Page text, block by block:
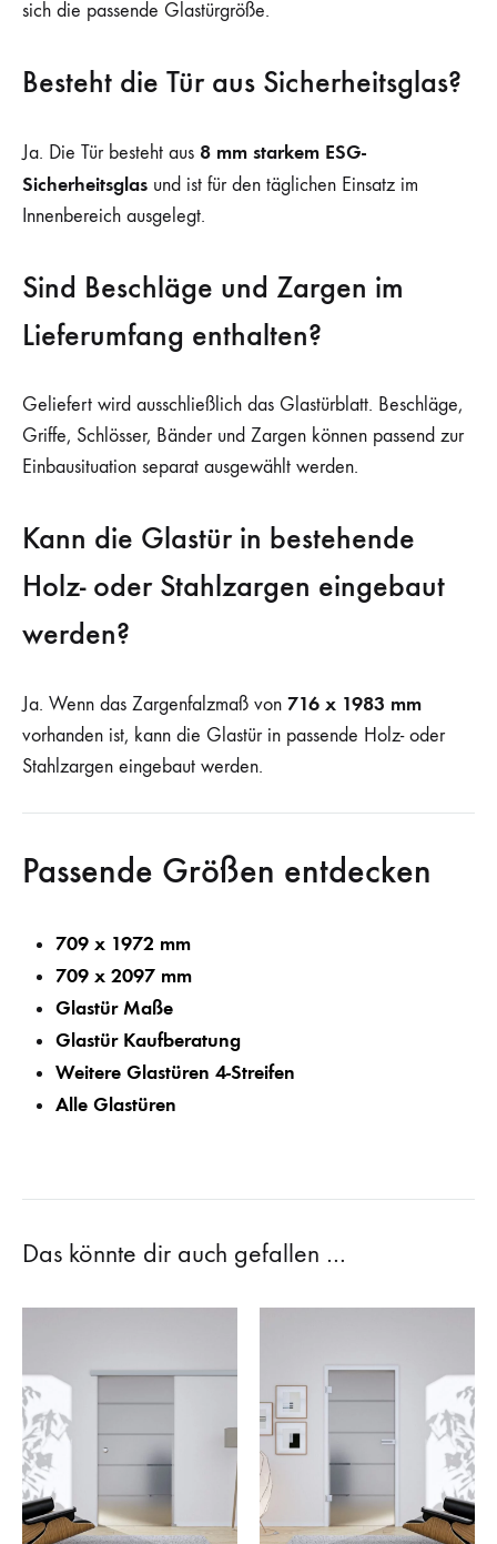
sich die passende Glastürgröße.
Besteht die Tür aus Sicherheitsglas?
Ja. Die Tür besteht aus 8 mm starkem ESG-
Sicherheitsglas und ist für den täglichen Einsatz im
Innenbereich ausgelegt.
Sind Beschläge und Zargen im
Lieferumfang enthalten?
Geliefert wird ausschließlich das Glastürblatt. Beschläge,
Griffe, Schlösser, Bänder und Zargen können passend zur
Einbausituation separat ausgewählt werden.
Kann die Glastür in bestehende
Holz- oder Stahlzargen eingebaut
werden?
Ja. Wenn das Zargenfalzmaß von 716 x 1983 mm
vorhanden ist, kann die Glastür in passende Holz- oder
Stahlzargen eingebaut werden.
Passende Größen entdecken
709 x 1972 mm
709 x 2097 mm
Glastür Maße
Glastür Kaufberatung
Weitere Glastüren 4-Streifen
Alle Glastüren
Das könnte dir auch gefallen …